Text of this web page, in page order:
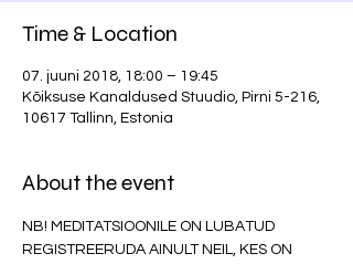
Time & Location
07. juuni 2018, 18:00 – 19:45
Kõiksuse Kanaldused Stuudio, Pirni 5-216,
10617 Tallinn, Estonia
About the event
NB! MEDITATSIOONILE ON LUBATUD
REGISTREERUDA AINULT NEIL, KES ON